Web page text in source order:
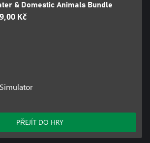
& Domestic Animals Bundle
Kč
PŘEJÍT DO HRY